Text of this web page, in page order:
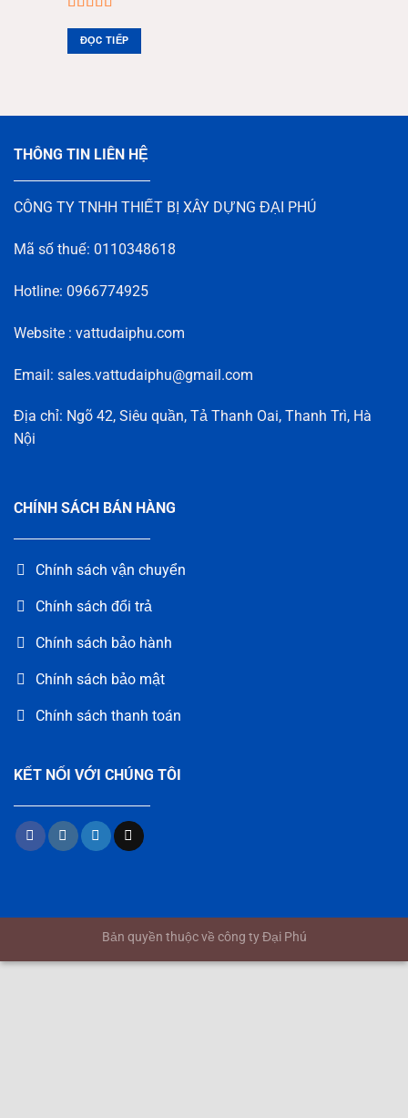
hạng5.005
sao
ĐỌC TIẾP
THÔNG TIN LIÊN HỆ
CÔNG TY TNHH THIẾT BỊ XÂY DỰNG ĐẠI PHÚ
Mã số thuế: 0110348618
Hotline: 0966774925
Website : vattudaiphu.com
Email: sales.vattudaiphu@gmail.com
Địa chỉ: Ngõ 42, Siêu quần, Tả Thanh Oai, Thanh Trì, Hà
Nội
CHÍNH SÁCH BÁN HÀNG
Chính sách vận chuyển
Chính sách đổi trả
Chính sách bảo hành
Chính sách bảo mật
Chính sách thanh toán
KẾT NỐI VỚI CHÚNG TÔI
Bản quyền thuộc về công ty Đại Phú